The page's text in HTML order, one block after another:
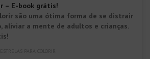
– E-book grátis!
são uma ótima forma de se distrair
aliviar a mente de adultos e crianças.